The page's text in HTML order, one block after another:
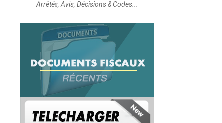
Arrêtés, Avis, Décisions & Codes...